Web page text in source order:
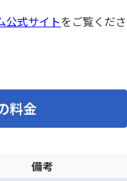
公式サイトをご覧くださ
料金
備考